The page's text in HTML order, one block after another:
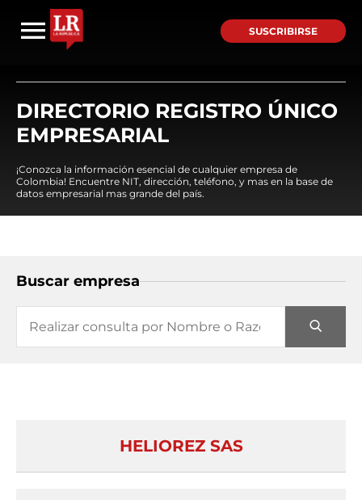
SUSCRIBIRSE
DIRECTORIO REGISTRO ÚNICO
EMPRESARIAL
¡Conozca la información esencial de cualquier empresa de
Colombia! Encuentre NIT, dirección, teléfono, y mas en la base de
datos empresarial mas grande del país.
Buscar empresa
HELIOREZ SAS